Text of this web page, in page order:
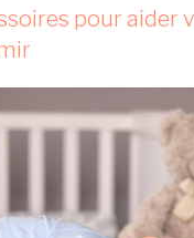
pour aider